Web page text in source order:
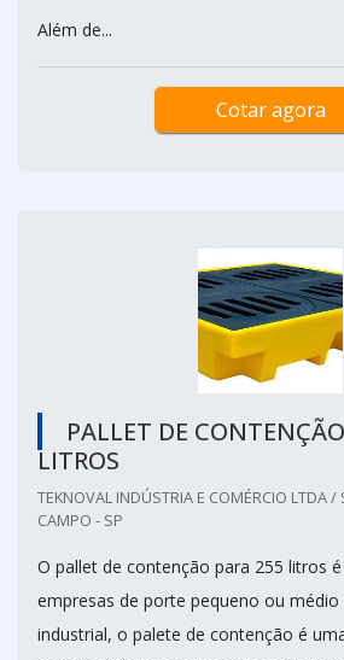
Além de...
Cotar agora
PALLET DE
LITROS
TEKNOVAL INDÚSTRIA E COMÉRCIO LTDA
CAMPO - SP
O pallet de contenção para 255 litros
empresas de porte pequeno ou
industrial, o palete de contenção é